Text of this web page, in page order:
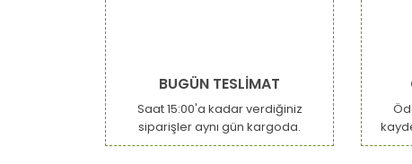
BUGÜN TESLİMAT
Saat 15:00'a kadar verdiğiniz
siparişler aynı gün kargoda.